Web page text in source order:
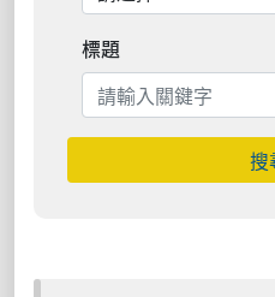
標題
搜尋